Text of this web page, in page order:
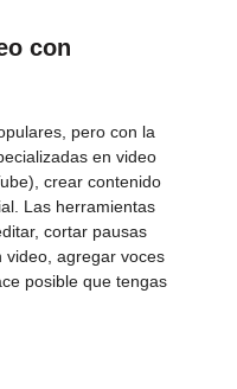
con
pero con la
en video
crear contenido
Las herramientas
cortar pausas
video, agregar voces
posible que tengas